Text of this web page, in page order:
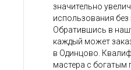
значительно
использования без
Обратившись в
каждый может
в Одинцово.
мастера с богатым